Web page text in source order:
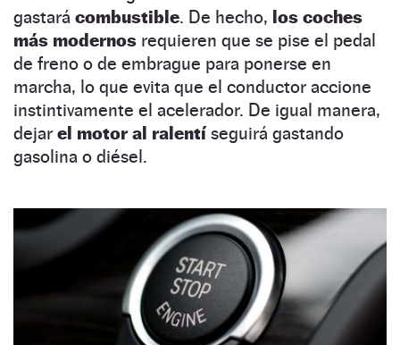
gastará combustible. De hecho, los coches
más modernos requieren que se pise el pedal
de freno o de embrague para ponerse en
marcha, lo que evita que el conductor accione
instintivamente el acelerador. De igual manera,
dejar el motor al ralentí seguirá gastando
gasolina o diésel.